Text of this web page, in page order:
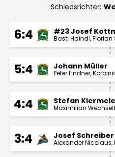
Schiedsrichter:
6:4 #23 Josef
Basti Haindl Florian
5:4 Johann Müller
Peter Lindner
4:4 Stefan
Maximilian
3:4 Josef Schreiber
Alexander Nicolaus